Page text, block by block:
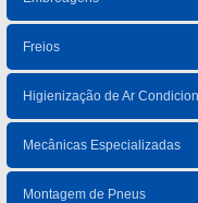
Freios
Higienização de Ar
Mecânicas Especializadas
Montagem de Pneus